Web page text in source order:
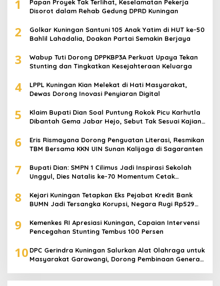
1
Papan Proyek Tak Terlihat, Keselamatan Pekerja
Disorot dalam Rehab Gedung DPRD Kuningan
2
Golkar Kuningan Santuni 105 Anak Yatim di HUT ke-50
Bahlil Lahadalia, Doakan Partai Semakin Berjaya
3
Wabup Tuti Dorong DPPKBP3A Perkuat Upaya Tekan
Stunting dan Tingkatkan Kesejahteraan Keluarga
4
LPPL Kuningan Kian Melekat di Hati Masyarakat,
Dewas Dorong Inovasi Penyiaran Digital
5
Klaim Bupati Dian Soal Puntung Rokok Picu Karhutla
Dibantah Gema Jabar Hejo, Sebut Tak Sesuai Kajian
6
Eris Rismayana Dorong Penguatan Literasi, Resmikan
TBM Bersama KKN UIN Sunan Kalijaga di Sagaranten
7
Bupati Dian: SMPN 1 Cilimus Jadi Inspirasi Sekolah
Unggul, Dies Natalis ke-70 Momentum Cetak
8
Kejari Kuningan Tetapkan Eks Pejabat Kredit Bank
BUMN Jadi Tersangka Korupsi, Negara Rugi Rp529
9
Kemenkes RI Apresiasi Kuningan, Capaian Intervensi
Pencegahan Stunting Tembus 100 Persen
10 DPC Gerindra Kuningan Salurkan Alat Olahraga untuk
Masyarakat Garawangi, Dorong Pembinaan Generasi